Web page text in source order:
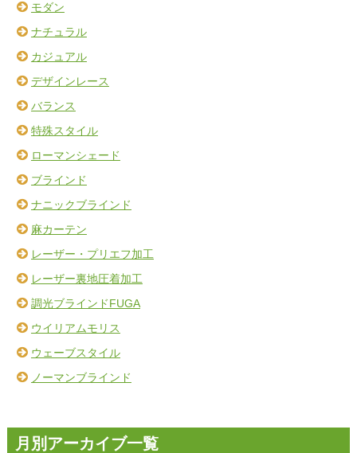
モダン
ナチュラル
カジュアル
デザインレース
バランス
特殊スタイル
ローマンシェード
ブラインド
ナニックブラインド
麻カーテン
レーザー・プリエフ加工
レーザー裏地圧着加工
調光ブラインドFUGA
ウイリアムモリス
ウェーブスタイル
ノーマンブラインド
月別アーカイブ一覧